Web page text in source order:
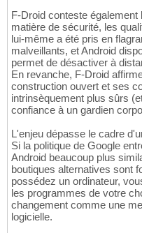
F-Droid conteste
matière de sécurité, les
lui-même a été pris en
malveillants, et Android
permet de désactiver à
En revanche, F-Droid
construction ouvert et ses
intrinsèquement plus sûrs
confiance à un gardien
L'enjeu dépasse le cadre
Si la politique de Google
Android beaucoup plus
boutiques alternatives sont
possédez un ordinateur,
les programmes de votre
changement comme une
logicielle.